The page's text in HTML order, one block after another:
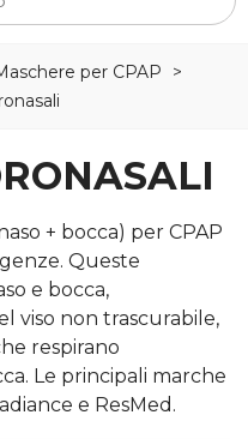
per CPAP
>
+ bocca) per CPAP
Queste
e bocca,
viso non trascurabile,
respirano
Le principali marche
e ResMed.